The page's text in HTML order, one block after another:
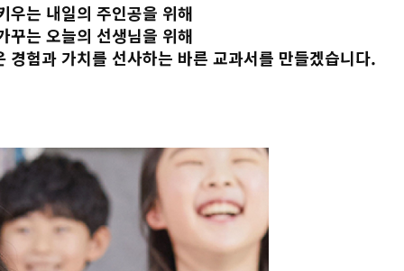
우는 내일의 주인공을 위해
꾸는 오늘의 선생님을 위해
경험과 가치를 선사하는 바른 교과서를 만들겠습니다.